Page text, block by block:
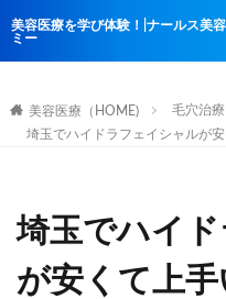
美容医療を学び体験！|ナールス美
ミー
美容医療（HOME) 毛穴治療
埼玉でハイドラフェイシャルが
埼玉でハイ
が安くて上